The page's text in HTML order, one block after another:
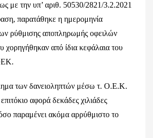
με την υπ’ αριθ. 50530/2821/3.2.2021
παρατάθηκε η ημερομηνία
ρύθμισης αποπληρωμής οφειλών
χορηγήθηκαν από ίδια κεφάλαια του
των δανειοληπτών μέσω τ. Ο.Ε.Κ.
αφορά δεκάδες χιλιάδες
παραμένει ακόμα αρρύθμιστο το